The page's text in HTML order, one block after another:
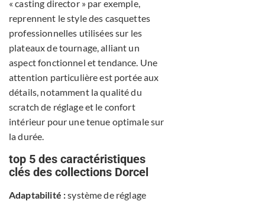
« casting director » par exemple,
reprennent le style des casquettes
professionnelles utilisées sur les
plateaux de tournage, alliant un
aspect fonctionnel et tendance. Une
attention particulière est portée aux
détails, notamment la qualité du
scratch de réglage et le confort
intérieur pour une tenue optimale sur
la durée.
top 5 des caractéristiques
clés des collections Dorcel
Adaptabilité :système de réglage